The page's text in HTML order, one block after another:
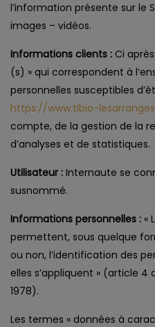
l’information présente sur le
images – vidéos.
Informations clients : Ci
(s) » qui correspondent à
personnelles susceptibles
https://www.tibio-
compte, de la gestion de la
d’analyses et de statistiques.
Utilisateur : Internaute se
susnommé.
Informations personnelles : «
permettent, sous quelque
ou non, l’identification des
elles s’appliquent » (article 4
1978).
Les termes « données à